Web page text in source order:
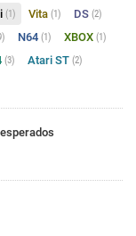
(1) Vita (1) DS (2)
N64 (1) XBOX (1)
(3) Atari ST (2)